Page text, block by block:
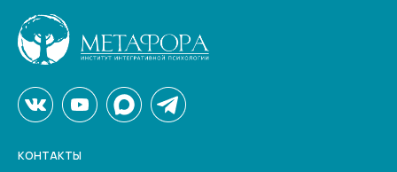
КОНТАКТЫ